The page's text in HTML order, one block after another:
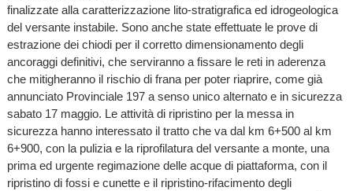
finalizzate alla caratterizzazione lito-stratigrafica ed idrogeologica
del versante instabile. Sono anche state effettuate le prove di
estrazione dei chiodi per il corretto dimensionamento degli
ancoraggi definitivi, che serviranno a fissare le reti in aderenza
che mitigheranno il rischio di frana per poter riaprire, come già
annunciato Provinciale 197 a senso unico alternato e in sicurezza
sabato 17 maggio. Le attività di ripristino per la messa in
sicurezza hanno interessato il tratto che va dal km 6+500 al km
6+900, con la pulizia e la riprofilatura del versante a monte, una
prima ed urgente regimazione delle acque di piattaforma, con il
ripristino di fossi e cunette e il ripristino-rifacimento degli